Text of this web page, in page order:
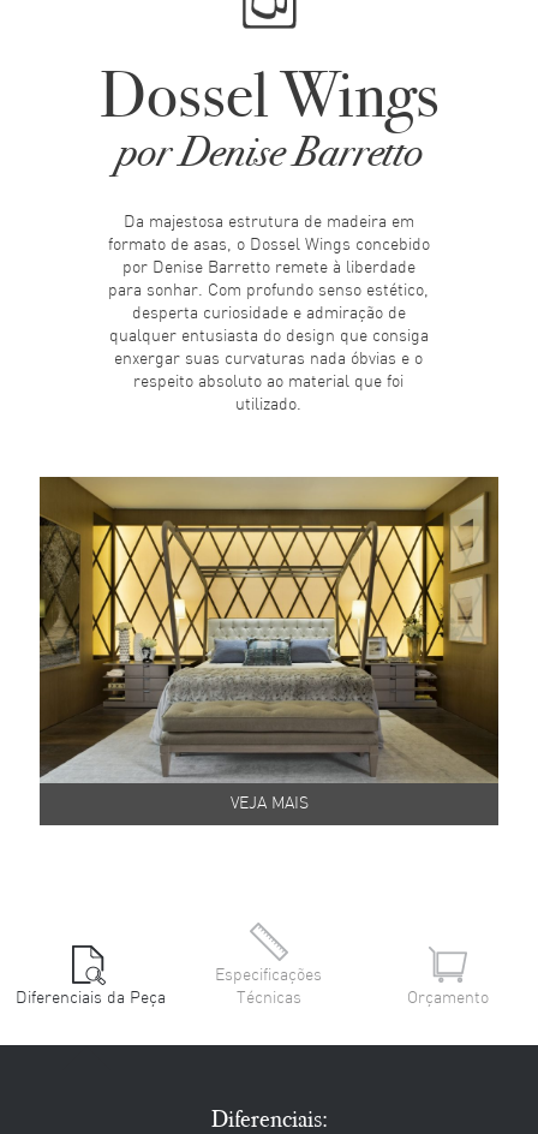
Dossel Wings
por Denise Barretto
Da majestosa estrutura de madeira em
formato de asas, o Dossel Wings concebido
por Denise Barretto remete à liberdade
para sonhar. Com profundo senso estético,
desperta curiosidade e admiração de
qualquer entusiasta do design que consiga
enxergar suas curvaturas nada óbvias e o
respeito absoluto ao material que foi
utilizado.
VEJA MAIS
Diferenciais da Peça
Especificações
Técnicas
Orçamento
Diferenciais: